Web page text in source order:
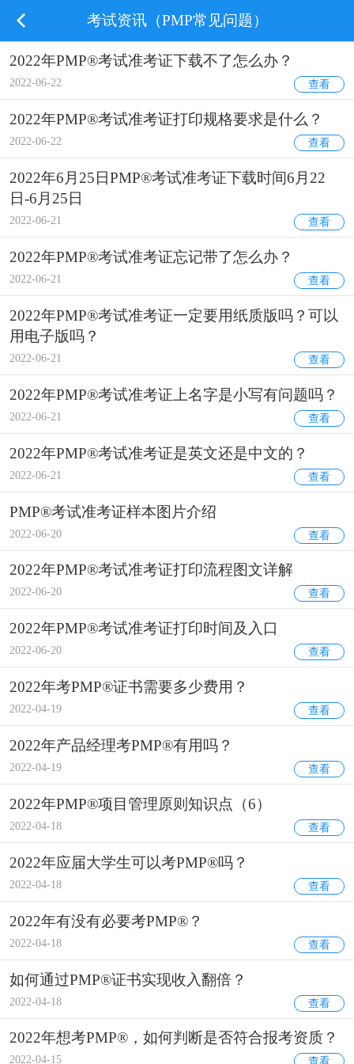
考试资讯（PMP常见问题）
2022年PMP®考试准考证下载不了怎么办？
2022-06-22 查看
2022年PMP®考试准考证打印规格要求是什么？
2022-06-22 查看
2022年6月25日PMP®考试准考证下载时间6月22
日-6月25日
2022-06-21 查看
2022年PMP®考试准考证忘记带了怎么办？
2022-06-21 查看
2022年PMP®考试准考证一定要用纸质版吗？可以
用电子版吗？
2022-06-21 查看
2022年PMP®考试准考证上名字是小写有问题吗？
2022-06-21 查看
2022年PMP®考试准考证是英文还是中文的？
2022-06-21 查看
PMP®考试准考证样本图片介绍
2022-06-20 查看
2022年PMP®考试准考证打印流程图文详解
2022-06-20 查看
2022年PMP®考试准考证打印时间及入口
2022-06-20 查看
2022年考PMP®证书需要多少费用？
2022-04-19 查看
2022年产品经理考PMP®有用吗？
2022-04-19 查看
2022年PMP®项目管理原则知识点（6）
2022-04-18 查看
2022年应届大学生可以考PMP®吗？
2022-04-18 查看
2022年有没有必要考PMP®？
2022-04-18 查看
如何通过PMP®证书实现收入翻倍？
2022-04-18 查看
2022年想考PMP®，如何判断是否符合报考资质？
2022-04-15 查看